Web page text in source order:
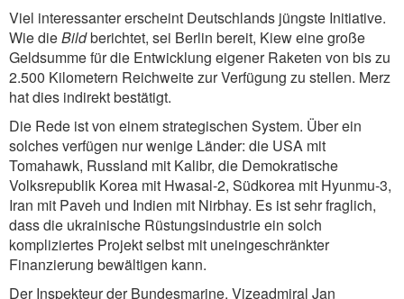
Viel interessanter erscheint Deutschlands jüngste Initiative.
Wie dieBildberichtet, sei Berlin bereit, Kiew eine große
Geldsumme für die Entwicklung eigener Raketen von bis zu
2.500 Kilometern Reichweite zur Verfügung zu stellen. Merz
hat dies indirekt bestätigt.
Die Rede ist von einem strategischen System. Über ein
solches verfügen nur wenige Länder: die USA mit
Tomahawk, Russland mit Kalibr, die Demokratische
Volksrepublik Korea mit Hwasal-2, Südkorea mit Hyunmu-3,
Iran mit Paveh und Indien mit Nirbhay. Es ist sehr fraglich,
dass die ukrainische Rüstungsindustrie ein solch
kompliziertes Projekt selbst mit uneingeschränkter
Finanzierung bewältigen kann.
Der Inspekteur der Bundesmarine, Vizeadmiral Jan